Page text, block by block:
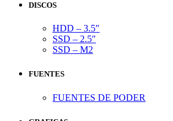
DISCOS
HDD – 3.5″
SSD – 2.5″
SSD – M2
FUENTES
FUENTES DE PODER